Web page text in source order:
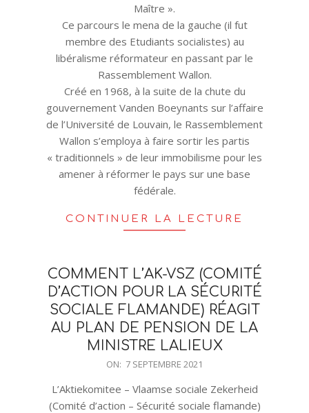
Maître ».
Ce parcours le mena de la gauche (il fut
membre des Etudiants socialistes) au
libéralisme réformateur en passant par le
Rassemblement Wallon.
Créé en 1968, à la suite de la chute du
gouvernement Vanden Boeynants sur l’affaire
de l’Université de Louvain, le Rassemblement
Wallon s’employa à faire sortir les partis
« traditionnels » de leur immobilisme pour les
amener à réformer le pays sur une base
fédérale.
CONTINUER LA LECTURE
COMMENT L’AK-VSZ (COMITÉ
D’ACTION POUR LA SÉCURITÉ
SOCIALE FLAMANDE) RÉAGIT
AU PLAN DE PENSION DE LA
MINISTRE LALIEUX
07
ON: 7 SEPTEMBRE 2021
L’Aktiekomitee – Vlaamse sociale Zekerheid
(Comité d’action – Sécurité sociale flamande)